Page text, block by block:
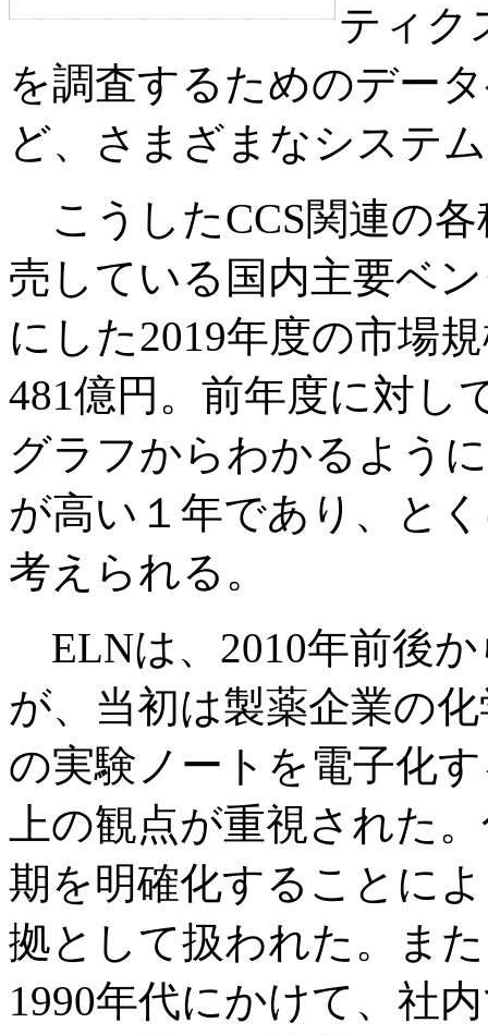
ティク
を調査するためのデー
ど、さまざまなシステ
こうしたCCS関連の
売している国内主要ベ
にした2019年度の市場
481億円。前年度に対し
グラフからわかるよう
が高い１年であり、と
考えられる。
ELNは、2010年前後
が、当初は製薬企業の
の実験ノートを電子化
上の観点が重視された
期を明確化することに
拠として扱われた。ま
1990年代にかけて、社